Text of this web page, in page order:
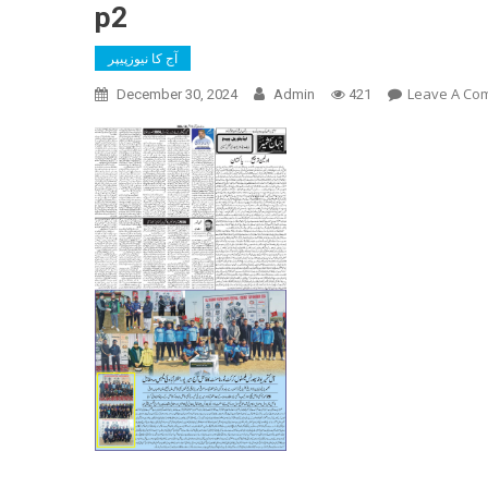
p2
آج کا نیوزپیپر
December 30, 2024 Admin 421 Leave A